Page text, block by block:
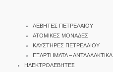
ΛΕΒΗΤΕΣ ΠΕΤΡΕΛΑΙΟΥ
ΑΤΟΜΙΚΕΣ ΜΟΝΑΔΕΣ
ΚΑΥΣΤΗΡΕΣ ΠΕΤΡΕΛΑΙΟΥ
ΕΞΑΡΤΗΜΑΤΑ – ΑΝΤΑΛΛΑΚΤΙΚΑ
ΗΛΕΚΤΡΟΛΕΒΗΤΕΣ